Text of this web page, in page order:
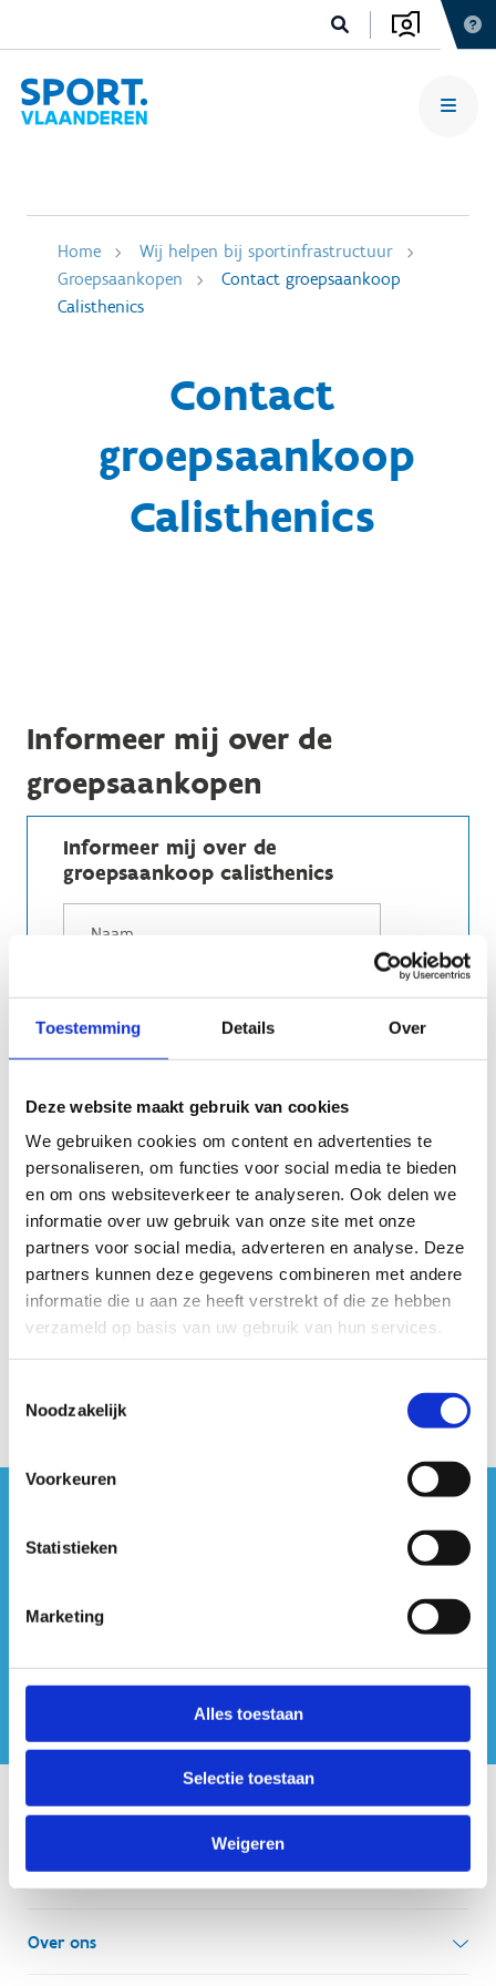
Toestemming Details Over
Deze website maakt gebruik van cookies
We gebruiken cookies om content en advertenties te
personaliseren, om functies voor social media te bieden
en om ons websiteverkeer te analyseren. Ook delen we
informatie over uw gebruik van onze site met onze
partners voor social media, adverteren en analyse. Deze
partners kunnen deze gegevens combineren met andere
informatie die u aan ze heeft verstrekt of die ze hebben
verzameld op basis van uw gebruik van hun services.
Noodzakelijk
Voorkeuren
Statistieken
Marketing
Alles toestaan
Selectie toestaan
Weigeren
Home
Wij helpen bij sportinfrastructuur
Groepsaankopen
Contact groepsaankoop
Calisthenics
Contact
groepsaankoop
Calisthenics
Informeer mij over de
groepsaankopen
Informeer mij over de
groepsaankoop calisthenics
#sportersbelevenmeer
Onze centra
Sport Vlaanderen Hoofdzetel
Simon Bolivarlaan 17
1000 Brussel
Over ons